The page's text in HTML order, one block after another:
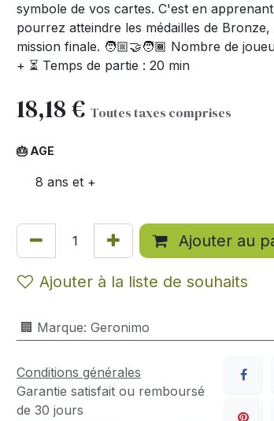
symbole de vos cartes. C'est en
pourrez atteindre les médailles de
mission finale. 🧑🏼‍🤝‍🧑🏾 Nombre de
+ ⏳ Temps de partie : 20 min
18,18€ Toutes taxes comprises
🎂 AGE
8 ans et +
Ajouter au
Ajouter à la liste de souhaits
🏢 Marque: Geronimo
Conditions générales
Garantie satisfait ou remboursé
de 30 jours